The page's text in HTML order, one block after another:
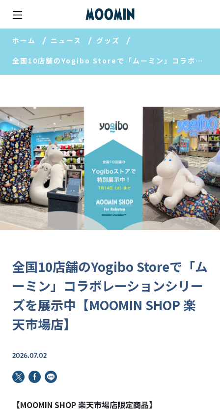
ホーム ニュース グッズ
全国10店舗のYogibo Storeで「ムーミン」コラボレーションシリーズを展示中【MOOMIN SHOP 楽天市場店】
全国10店舗のYogibo Storeで「ム
ーミン」コラボレーションシリー
ズを展示中【MOOMIN SHOP 楽
天市場店】
2026.07.02
【MOOMIN SHOP 楽天市場店限定商品】